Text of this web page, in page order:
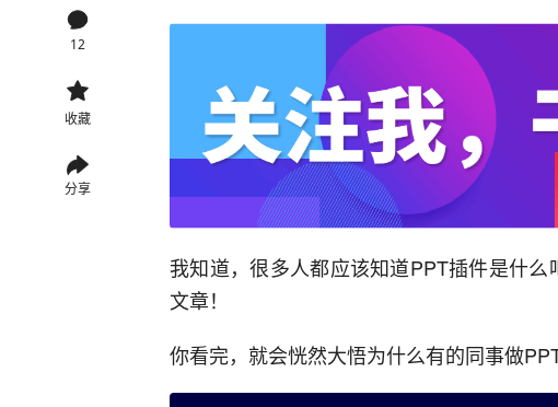
12
收藏
分享
我知道，很多人都应该知道PPT插件是什
文章！
你看完，就会恍然大悟为什么有的同事做